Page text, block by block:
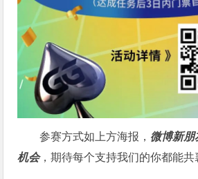
参赛方式如上方海报， 微博新朋
机会，期待每个支持我们的你都能共